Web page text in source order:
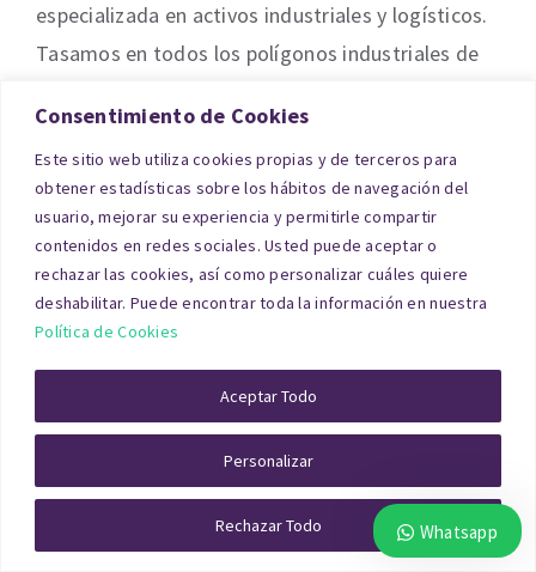
Consentimiento de Cookies
Este sitio web utiliza cookies propias y de terceros para
obtener estadísticas sobre los hábitos de navegación del
usuario, mejorar su experiencia y permitirle compartir
contenidos en redes sociales. Usted puede aceptar o
rechazar las cookies, así como personalizar cuáles quiere
deshabilitar. Puede encontrar toda la información en nuestra
Política de Cookies
Personalizar
Rechazar Todo
Aceptar Todo
especializada en activos industriales y logísticos.
Tasamos en todos los polígonos industriales de
(Peligros); El Florío (Granada); Escúzar (Escúzar);
Santa Fe (Santa Fe); Motril El Vadillo (Motril);
Polígono de Armilla (Armilla); Loja (Loja); Baza
(Baza); Guadix (Guadix).
Solar o Terreno en Granada
Las tasaciones de solares y terrenos en Granada
requieren un análisis urbanístico completo:
clasificación del suelo, edificabilidad,
planeamiento vigente, servicios disponibles,
accesos y aprovechamiento urbanístico.
Whatsapp